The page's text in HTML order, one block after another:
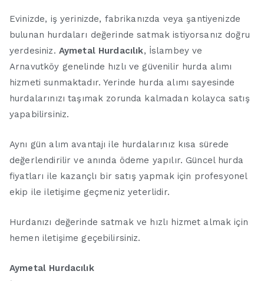
Evinizde, iş yerinizde, fabrikanızda veya şantiyenizde
bulunan hurdaları değerinde satmak istiyorsanız doğru
yerdesiniz. Aymetal Hurdacılık, İslambey ve
Arnavutköy genelinde hızlı ve güvenilir hurda alımı
hizmeti sunmaktadır. Yerinde hurda alımı sayesinde
hurdalarınızı taşımak zorunda kalmadan kolayca satış
yapabilirsiniz.
Aynı gün alım avantajı ile hurdalarınız kısa sürede
değerlendirilir ve anında ödeme yapılır. Güncel hurda
fiyatları ile kazançlı bir satış yapmak için profesyonel
ekip ile iletişime geçmeniz yeterlidir.
Hurdanızı değerinde satmak ve hızlı hizmet almak için
hemen iletişime geçebilirsiniz.
Aymetal Hurdacılık